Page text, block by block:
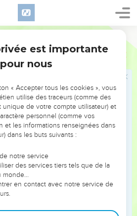
de leur part, mais elles le leur
non-Juifs ont eu leur part des biens
aux *Juifs, ils doivent bien, à leur
biens matériels.
de ce service et que j’aurai
et passerai donc par chez
je viendrai chez vous, ce sera avec
Christ.
par notre Seigneur Jésus-
donne l’Esprit : combattez avec
moi.
aux incrédules de la *Judée et
j’apporte à Jérusalem puisse être
est importante
pour nous
« Accepter tous les cookies », vous
utilise des traceurs (comme des
de votre compte utilisateur) et
personnel (comme vos
et les informations renseignées dans
dans les buts suivants :
notre service
des services tiers tels que de la
monde…
en contact avec notre service de